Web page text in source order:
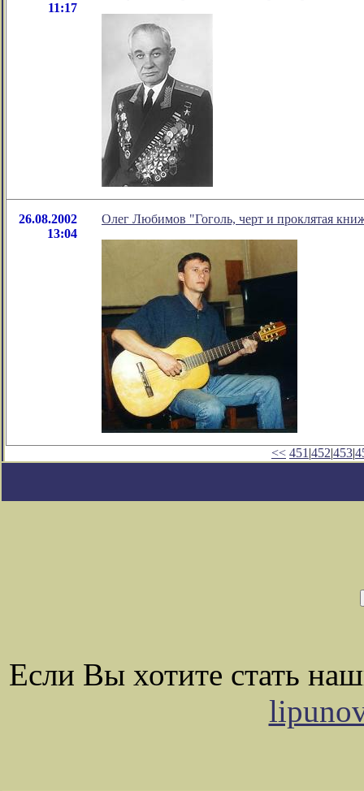
11:17
26.08.2002
13:04
Олег Любимов "Гоголь, черт и проклятая
<< 451 |452|453|
Если Вы хотите стать